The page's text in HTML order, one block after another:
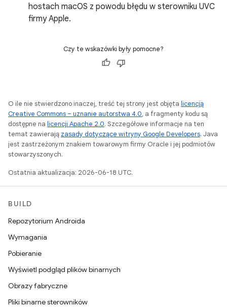
hostach macOS z powodu błędu w sterowniku UVC
firmy Apple.
Czy te wskazówki były pomocne?
O ile nie stwierdzono inaczej, treść tej strony jest objęta licencją
Creative Commons – uznanie autorstwa 4.0, a fragmenty kodu są
dostępne na licencji Apache 2.0. Szczegółowe informacje na ten
temat zawierają zasady dotyczące witryny Google Developers. Java
jest zastrzeżonym znakiem towarowym firmy Oracle i jej podmiotów
stowarzyszonych.
Ostatnia aktualizacja: 2026-06-18 UTC.
BUILD
Repozytorium Androida
Wymagania
Pobieranie
Wyświetl podgląd plików binarnych
Obrazy fabryczne
Pliki binarne sterowników